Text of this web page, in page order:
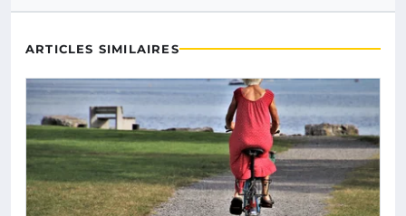
ARTICLES SIMILAIRES